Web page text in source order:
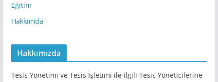
Eğitim
Hakkımda
Hakkımızda
Tesis Yönetimi ve Tesis İşletimi ile ilgili Tesis Yöneticilerine